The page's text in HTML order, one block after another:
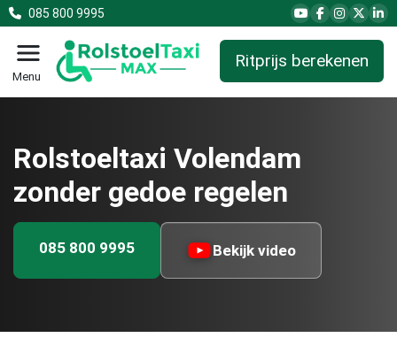
085 800 9995
Menu
Ritprijs berekenen
Rolstoeltaxi Volendam
zonder gedoe regelen
085 800 9995 Bekijk video